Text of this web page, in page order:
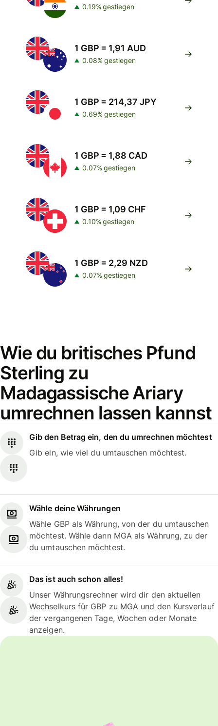
0.19% gestiegen
1 GBP = 1,91 AUD
0.08% gestiegen
1 GBP = 214,37 JPY
0.69% gestiegen
1 GBP = 1,88 CAD
0.07% gestiegen
1 GBP = 1,09 CHF
0.10% gestiegen
1 GBP = 2,29 NZD
0.07% gestiegen
Wie du britisches Pfund
Sterling zu
Madagassische Ariary
umrechnen lassen kannst
Gib den Betrag ein, den du umrechnen möchtest
Gib ein, wie viel du umtauschen möchtest.
Wähle deine Währungen
Wähle GBP als Währung, von der du umtauschen
möchtest. Wähle dann MGA als Währung, zu der
du umtauschen möchtest.
Das ist auch schon alles!
Unser Währungsrechner wird dir den aktuellen
Wechselkurs für GBP zu MGA und den Kursverlauf
der vergangenen Tage, Wochen oder Monate
anzeigen.